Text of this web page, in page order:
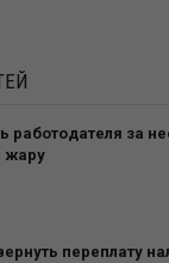
работодателя за
жару
переплату